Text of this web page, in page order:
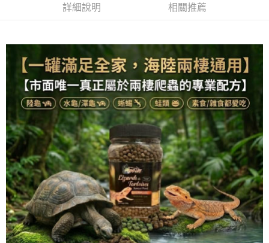
每筆NT$160，滿NT$5,000(含以上)免運費
付款後門市自取
免運費
詳細說明 相關推薦